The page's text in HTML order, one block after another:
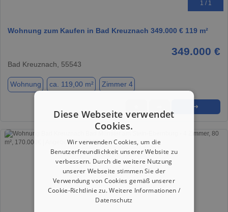
1 / 1
Wohnung zum Kaufen in Bad Kreuznach 349.000 € 119 m²
349.000 €
Bad Kreuznach, 55543
Wohnung ca. 119,00 m² Zimmer 4
➜
Diese Webseite verwendet
Cookies.
Wir verwenden Cookies, um die
Benutzerfreundlichkeit unserer Website zu
verbessern. Durch die weitere Nutzung
unserer Webseite stimmen Sie der
Verwendung von Cookies gemäß unserer
Cookie-Richtlinie zu.Weitere Informationen /
Datenschutz